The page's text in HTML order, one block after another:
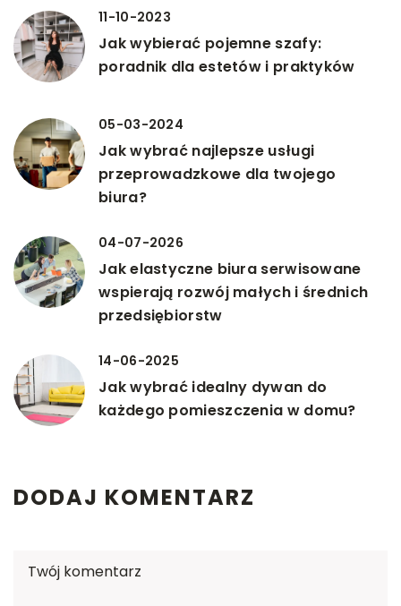
11-10-2023
Jak wybierać pojemne szafy:
poradnik dla estetów i praktyków
05-03-2024
Jak wybrać najlepsze usługi
przeprowadzkowe dla twojego
biura?
04-07-2026
Jak elastyczne biura serwisowane
wspierają rozwój małych i średnich
przedsiębiorstw
14-06-2025
Jak wybrać idealny dywan do
każdego pomieszczenia w domu?
DODAJ KOMENTARZ